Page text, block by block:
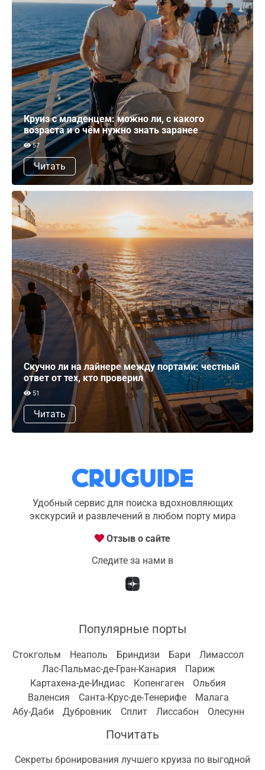
Круиз с младенцем: можно ли, с какого
возраста и о чём нужно знать заранее
57
Читать
Скучно ли на лайнере между портами: честный
ответ от тех, кто проверил
51
Читать
Удобный сервис для поиска вдохновляющих
экскурсий и развлечений в любом порту мира
Отзыв о сайте
Следите за нами в
Популярные порты
Стокгольм Неаполь Бриндизи Бари
Лимассол
Лас-Пальмас-де-Гран-Канария
Париж
Картахена-де-Индиас
Копенгаген
Ольбия
Валенсия
Санта-Крус-де-Тенерифе
Малага
Абу-Даби
Дубровник Сплит Лиссабон Олесунн
Почитать
Секреты бронирования лучшего круиза по выгодной